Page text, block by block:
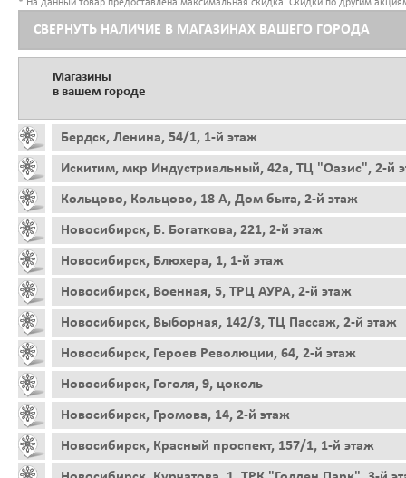
* На данный товар предоставлена максимальная скидка. Скидки по другим
СВЕРНУТЬ НАЛИЧИЕ В МАГАЗИНАХ ВАШЕГО ГОРОДА
Магазины
в вашем городе
Бердск, Ленина, 54/1, 1-й этаж
Искитим, мкр Индустриальный, 42а, ТЦ "Оазис", 2-й
Кольцово, Кольцово, 18 А, Дом быта, 2-й этаж
Новосибирск, Б. Богаткова, 221, 2-й этаж
Новосибирск, Блюхера, 1, 1-й этаж
Новосибирск, Военная, 5, ТРЦ АУРА, 2-й этаж
Новосибирск, Выборная, 142/3, ТЦ Пассаж, 2-й этаж
Новосибирск, Героев Революции, 64, 2-й этаж
Новосибирск, Гоголя, 9, цоколь
Новосибирск, Громова, 14, 2-й этаж
Новосибирск, Красный проспект, 157/1, 1-й этаж